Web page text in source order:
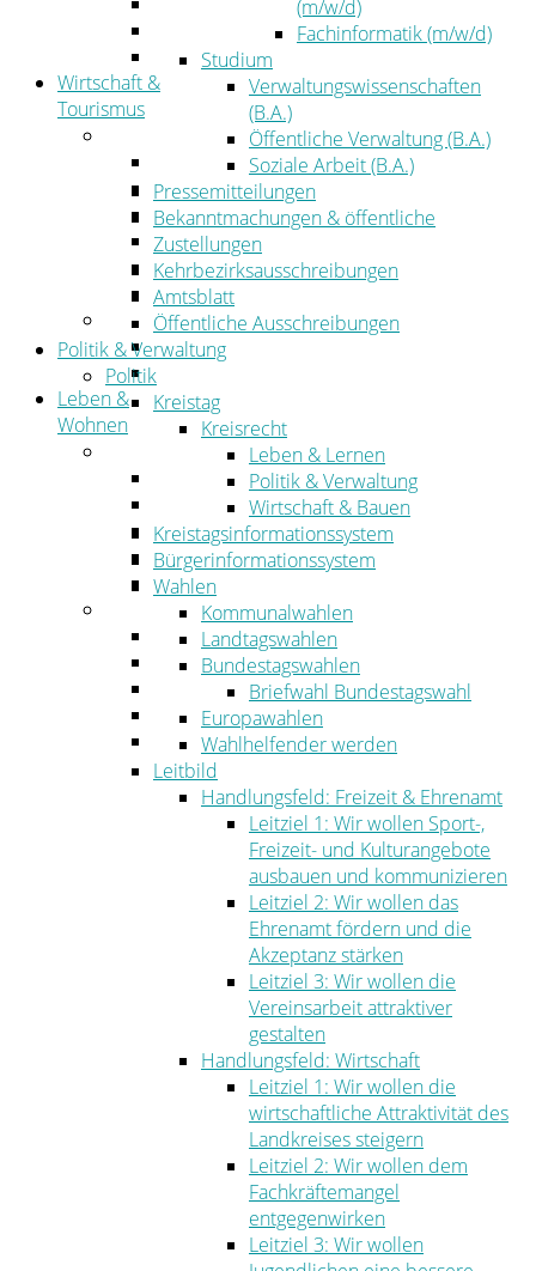
Kommunalaufsicht
Zahlen, Daten, Fakten
Wirtschaft &
Tourismus
Wirtschaftsförderung
Gewerbeflächen und Unternehmen
Arbeitgeberservice
Mobilfunk & Breitband
Straßen- und Radwegebau
Landwirtschaft
Tourismus
Freizeit und Urlaub im Landkreis
Veranstaltungen
Leben &
Wohnen
Migration
Schulen, Bildung, Sport und Kultur
Soziales
Gesundheit
Jugend, Familie und Senioren
Bauen und Planen
Abfall
Umwelt
Ordnung
(m/w/d)
Fachinformatik (m/w/d)
Studium
Verwaltungswissenschaften
(B.A.)
Öffentliche Verwaltung (B.A.)
Soziale Arbeit (B.A.)
Pressemitteilungen
Bekanntmachungen & öffentliche
Zustellungen
Kehrbezirksausschreibungen
Amtsblatt
Öffentliche Ausschreibungen
Politik & Verwaltung
Politik
Kreistag
Kreisrecht
Leben & Lernen
Politik & Verwaltung
Wirtschaft & Bauen
Kreistagsinformationssystem
Bürgerinformationssystem
Wahlen
Kommunalwahlen
Landtagswahlen
Bundestagswahlen
Briefwahl Bundestagswahl
Europawahlen
Wahlhelfender werden
Leitbild
Handlungsfeld: Freizeit & Ehrenamt
Leitziel 1: Wir wollen Sport-,
Freizeit- und Kulturangebote
ausbauen und kommunizieren
Leitziel 2: Wir wollen das
Ehrenamt fördern und die
Akzeptanz stärken
Leitziel 3: Wir wollen die
Vereinsarbeit attraktiver
gestalten
Handlungsfeld: Wirtschaft
Leitziel 1: Wir wollen die
wirtschaftliche Attraktivität des
Landkreises steigern
Leitziel 2: Wir wollen dem
Fachkräftemangel
entgegenwirken
Leitziel 3: Wir wollen